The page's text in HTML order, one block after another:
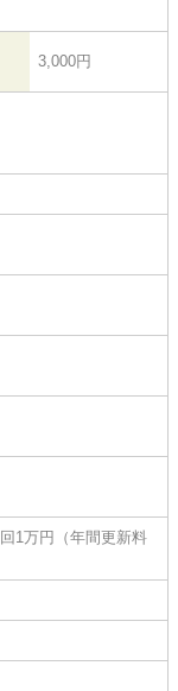
3,000円
1万円（年間更新料